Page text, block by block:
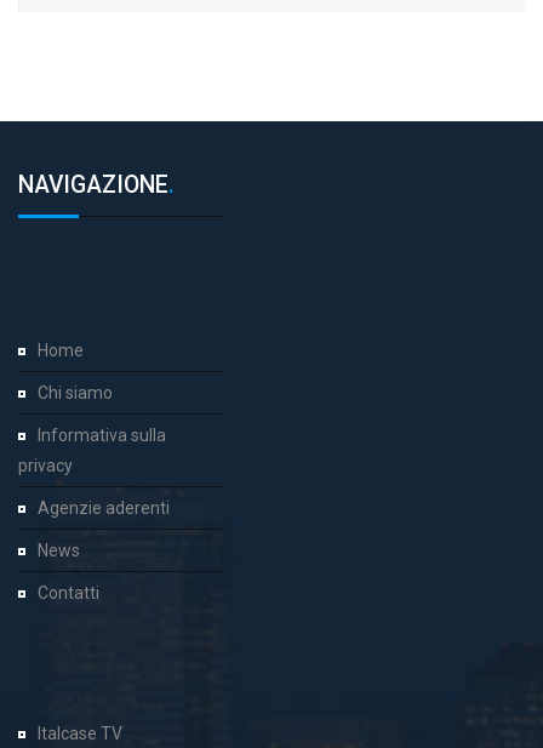
NAVIGAZIONE.
Home
Chi siamo
Informativa sulla
privacy
Agenzie aderenti
News
Contatti
Italcase TV